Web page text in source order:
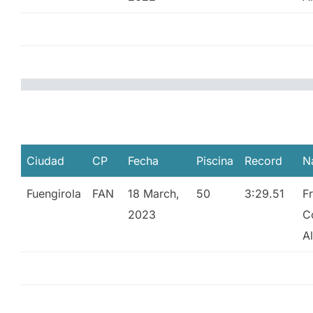
Ciudad CP Fecha Piscina Record
Fuengirola FAN
18 March,
2023
50 3:29.51